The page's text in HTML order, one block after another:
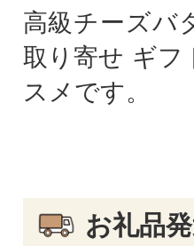
高級チーズバ
取り寄せ ギフ
スメです。
お礼品